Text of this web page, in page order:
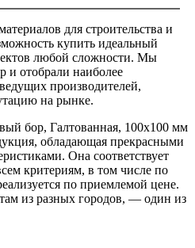
для строительства и
купить идеальный
любой сложности. Мы
и отобрали наиболее
производителей,
на рынке.
бор, Галтованная, 100х100 мм
обладающая прекрасными
Она соответствует
критериям, в том числе по
по приемлемой цене.
из разных городов, — один из